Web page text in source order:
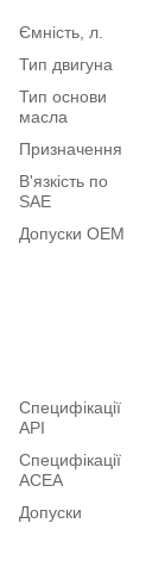
Ємність, л.
Тип двигуна
Тип основи
масла
Призначення
В'язкість по
SAE
Допуски ОЕМ
Специфікації
API
Специфікації
ACEA
Допуски